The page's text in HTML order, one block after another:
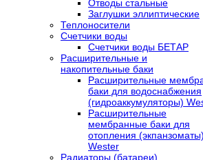
Отводы стальные
Заглушки эллиптические
Теплоносители
Счетчики воды
Счетчики воды БЕТАР
Расширительные и
накопительные баки
Расширительные
баки для водоснабжения
(гидроаккумуляторы)
Расширительные
мембранные баки для
отопления (экпанзоматы)
Wester
Радиаторы (батареи)